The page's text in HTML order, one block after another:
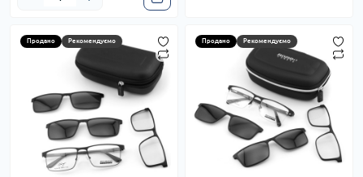
Продано Рекомендуємо Продано Рекомендуємо